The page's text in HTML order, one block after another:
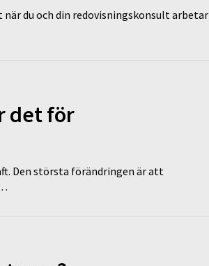
du och din redovisningskonsult arbetar
det för
Den största förändringen är att